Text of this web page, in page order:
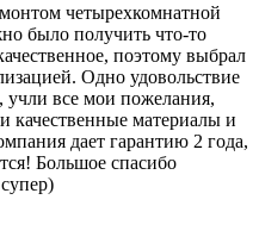
четырехкомнатной
было получить что-то
поэтому выбрал
Одно удовольствие
учли все мои пожелания,
качественные материалы и
дает гарантию 2 года,
Большое спасибо